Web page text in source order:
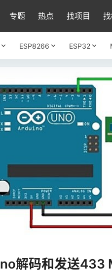
专题 热点 找项目
ESP8266 ESP32
解码和发送433